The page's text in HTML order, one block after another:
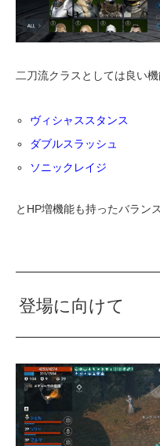
二刀流クラスとしては良い
ヴィシャススタンス
ダブルスラッシュ
ソニックレイジ
とHP増機能も持ったバラン
登場に向けて